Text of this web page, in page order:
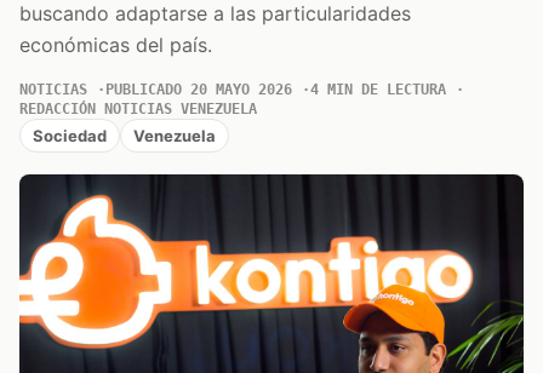
buscando adaptarse a las particularidades
económicas del país.
NOTICIAS PUBLICADO 20 MAYO 2026
4 MIN DE LECTURA
REDACCIÓN NOTICIAS VENEZUELA
Sociedad Venezuela